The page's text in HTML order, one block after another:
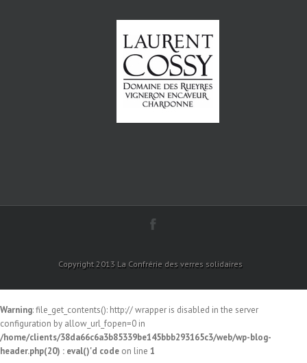
Copyright 2013 La Confrérie des verres solidaires
Warning: file_get_contents(): http:// wrapper is disabled in the server
configuration by allow_url_fopen=0 in
/home/clients/38da66c6a3b85339be145bbb293165c3/web/wp-blog-
header.php(20) : eval()'d code on line 1